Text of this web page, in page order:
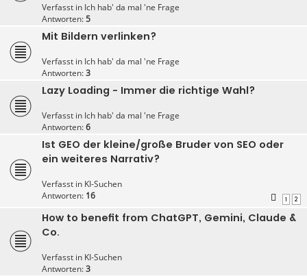
Verfasst in Ich hab' da mal 'ne Frage
Antworten:5
Mit Bildern verlinken?
Verfasst in Ich hab' da mal 'ne Frage
Antworten:3
Lazy Loading - Immer die richtige Wahl?
Verfasst in Ich hab' da mal 'ne Frage
Antworten:6
Ist GEO der kleine/große Bruder von SEO oder
ein weiteres Narrativ?
Verfasst in KI-Suchen
Antworten: 16 1 2
How to benefit from ChatGPT, Gemini, Claude &
Co.
Verfasst in KI-Suchen
Antworten:3